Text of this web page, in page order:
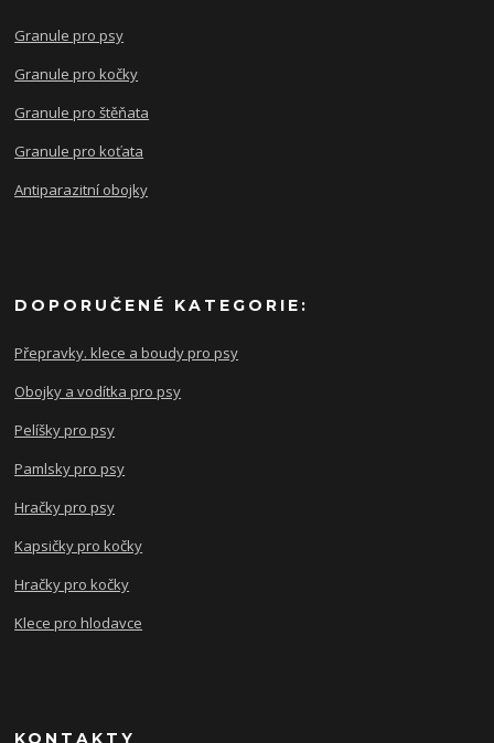
Granule pro psy
Granule pro kočky
Granule pro štěňata
Granule pro koťata
Antiparazitní obojky
DOPORUČENÉ KATEGORIE:
Přepravky. klece a boudy pro psy
Obojky a vodítka pro psy
Pelíšky pro psy
Pamlsky pro psy
Hračky pro psy
Kapsičky pro kočky
Hračky pro kočky
Klece pro hlodavce
KONTAKTY